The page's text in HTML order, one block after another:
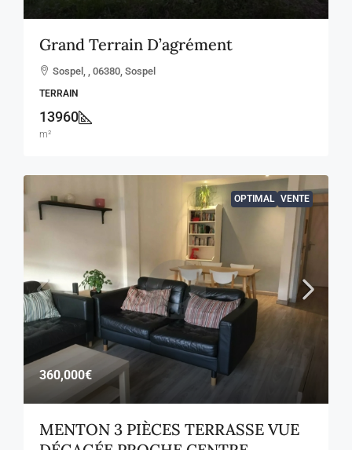
Grand Terrain D’agrément
Sospel, , 06380, Sospel
TERRAIN
13960
m²
OPTIMAL VENTE
360,000€
MENTON 3 PIÈCES TERRASSE VUE